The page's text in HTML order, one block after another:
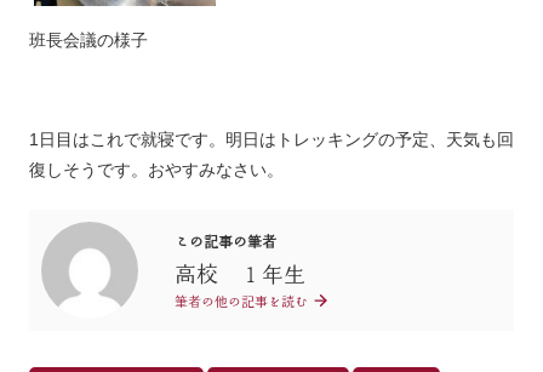
班長会議の様子
1日目はこれで就寝です。明日はトレッキングの予定、天気も回
復しそうです。おやすみなさい。
この記事の筆者
高校 １年生
筆者の他の記事を読む